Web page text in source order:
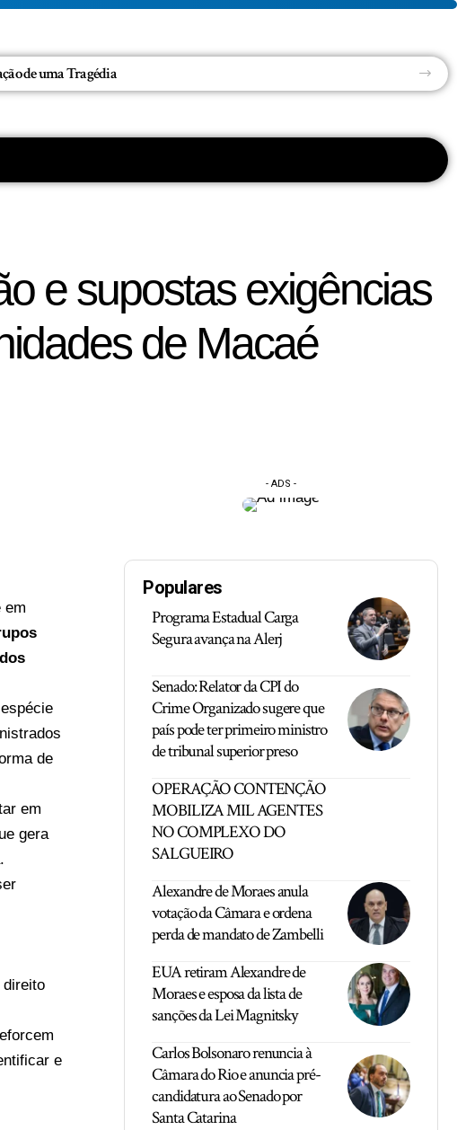
e supostas exigências
de Macaé
em
de
em
gera
e
- ADS -
Populares
Programa Estadual Carga
Segura avança na Alerj
Senado: Relator da CPI do
Crime Organizado sugere que
país pode ter primeiro ministro
de tribunal superior preso
OPERAÇÃO CONTENÇÃO
MOBILIZA MIL AGENTES
NO COMPLEXO DO
SALGUEIRO
Alexandre de Moraes anula
votação da Câmara e ordena
perda de mandato de Zambelli
EUA retiram Alexandre de
Moraes e esposa da lista de
sanções da Lei Magnitsky
Carlos Bolsonaro renuncia à
Câmara do Rio e anuncia pré-
candidatura ao Senado por
Santa Catarina